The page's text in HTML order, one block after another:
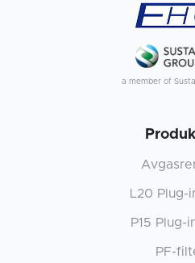
a member of
L20
P15 Plug-
PF-